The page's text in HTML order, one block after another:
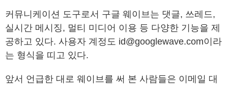
커뮤니케이션 도구로서 구글 웨이브는 댓글, 쓰레드,
실시간 메시징, 멀티 미디어 이용 등 다양한 기능을 제
공하고 있다. 사용자 계정도 id@googlewave.com이라
는 형식을 띠고 있다.
앞서 언급한 대로 웨이브를 써 본 사람들은 이메일 대